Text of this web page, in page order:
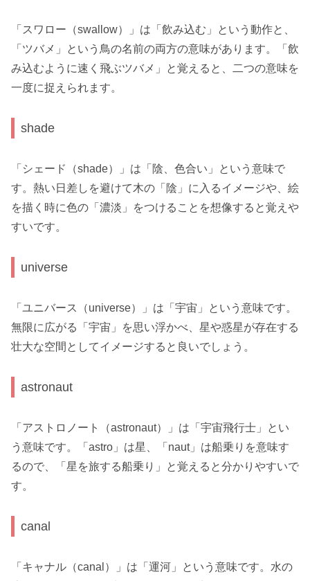
「スワロー（swallow）」は「飲み込む」という動作と、
「ツバメ」という鳥の名前の両方の意味があります。「飲
み込むように速く飛ぶツバメ」と覚えると、二つの意味を
一度に捉えられます。
shade
「シェード（shade）」は「陰、色合い」という意味で
す。熱い日差しを避けて木の「陰」に入るイメージや、絵
を描く時に色の「濃淡」をつけることを想像すると覚えや
すいです。
universe
「ユニバース（universe）」は「宇宙」という意味です。
無限に広がる「宇宙」を思い浮かべ、星や惑星が存在する
壮大な空間としてイメージすると良いでしょう。
astronaut
「アストロノート（astronaut）」は「宇宙飛行士」とい
う意味です。「astro」は星、「naut」は船乗りを意味す
るので、「星を旅する船乗り」と覚えると分かりやすいで
す。
canal
「キャナル（canal）」は「運河」という意味です。水の